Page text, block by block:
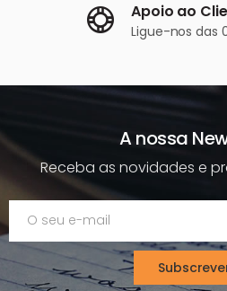
Apoio ao
Ligue-nos das
A nossa
Receba as novidades e